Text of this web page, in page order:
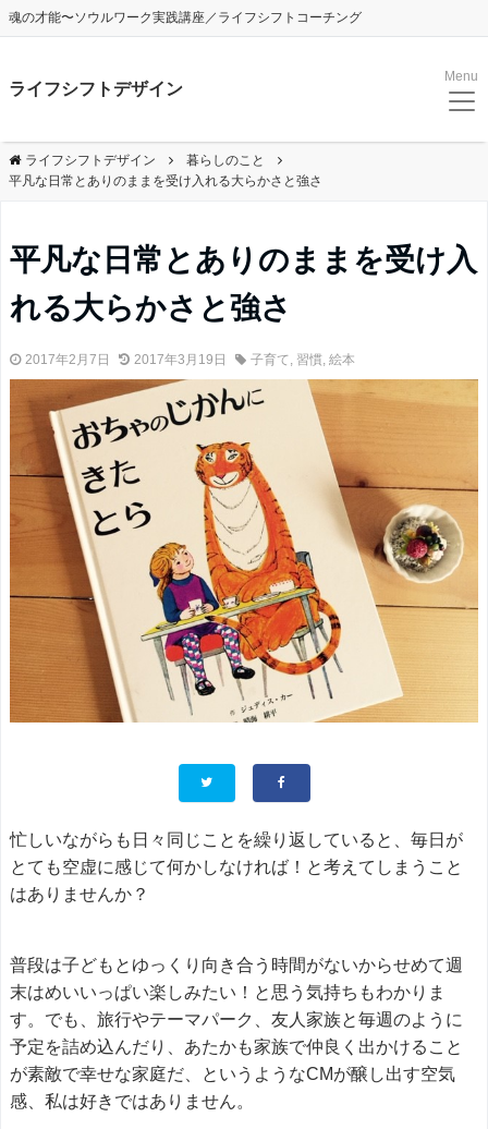
魂の才能〜ソウルワーク実践講座／ライフシフトコーチング
ライフシフトデザイン
Menu
ライフシフトデザイン
暮らしのこと
平凡な日常とありのままを受け入れる大らかさと強さ
平凡な日常とありのままを受け入
れる大らかさと強さ
2017年2月7日 2017年3月19日 子育て, 習慣, 絵本
忙しいながらも日々同じことを繰り返していると、毎日が
とても空虚に感じて何かしなければ！と考えてしまうこと
はありませんか？
普段は子どもとゆっくり向き合う時間がないからせめて週
末はめいいっぱい楽しみたい！と思う気持ちもわかりま
す。でも、旅行やテーマパーク、友人家族と毎週のように
予定を詰め込んだり、あたかも家族で仲良く出かけること
が素敵で幸せな家庭だ、というようなCMが醸し出す空気
感、私は好きではありません。